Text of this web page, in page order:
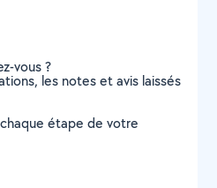
vous ?
les notes et avis laissés
étape de votre